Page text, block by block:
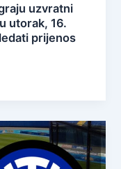
uzvratni
utorak, 16.
prijenos